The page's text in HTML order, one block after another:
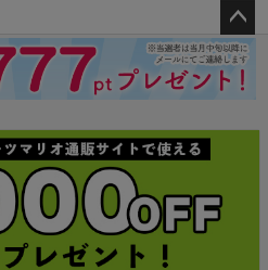
ペー
ジト
ップ